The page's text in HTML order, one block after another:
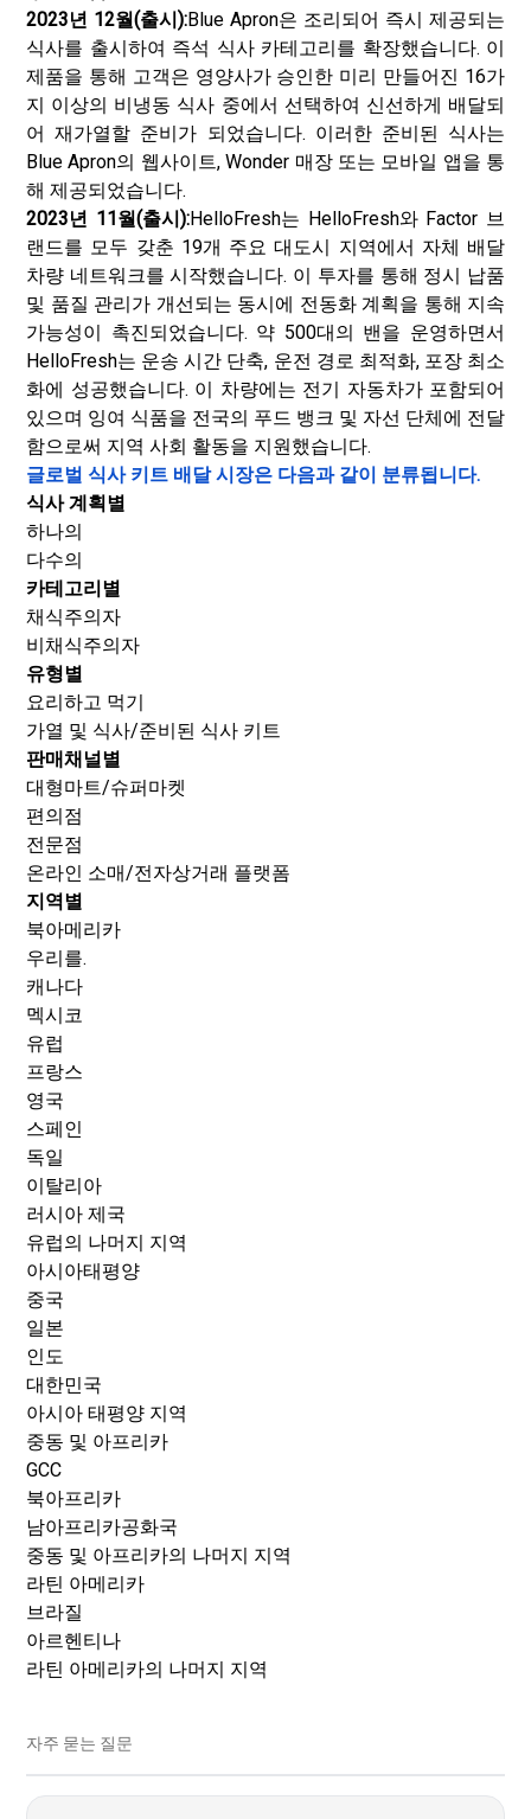
2023년 12월(출시):Blue Apron은 조리되어 즉시 제공되는
식사를 출시하여 즉석 식사 카테고리를 확장했습니다. 이
제품을 통해 고객은 영양사가 승인한 미리 만들어진 16가
지 이상의 비냉동 식사 중에서 선택하여 신선하게 배달되
어 재가열할 준비가 되었습니다. 이러한 준비된 식사는
Blue Apron의 웹사이트, Wonder 매장 또는 모바일 앱을 통
해 제공되었습니다.
2023년 11월(출시):HelloFresh는 HelloFresh와 Factor 브
랜드를 모두 갖춘 19개 주요 대도시 지역에서 자체 배달
차량 네트워크를 시작했습니다. 이 투자를 통해 정시 납품
및 품질 관리가 개선되는 동시에 전동화 계획을 통해 지속
가능성이 촉진되었습니다. 약 500대의 밴을 운영하면서
HelloFresh는 운송 시간 단축, 운전 경로 최적화, 포장 최소
화에 성공했습니다. 이 차량에는 전기 자동차가 포함되어
있으며 잉여 식품을 전국의 푸드 뱅크 및 자선 단체에 전달
함으로써 지역 사회 활동을 지원했습니다.
글로벌 식사 키트 배달 시장은 다음과 같이 분류됩니다.
식사 계획별
하나의
다수의
카테고리별
채식주의자
비채식주의자
유형별
요리하고 먹기
가열 및 식사/준비된 식사 키트
판매채널별
대형마트/슈퍼마켓
편의점
전문점
온라인 소매/전자상거래 플랫폼
지역별
북아메리카
우리를.
캐나다
멕시코
유럽
프랑스
영국
스페인
독일
이탈리아
러시아 제국
유럽의 나머지 지역
아시아태평양
중국
일본
인도
대한민국
아시아 태평양 지역
중동 및 아프리카
GCC
북아프리카
남아프리카공화국
중동 및 아프리카의 나머지 지역
라틴 아메리카
브라질
아르헨티나
라틴 아메리카의 나머지 지역
자주 묻는 질문